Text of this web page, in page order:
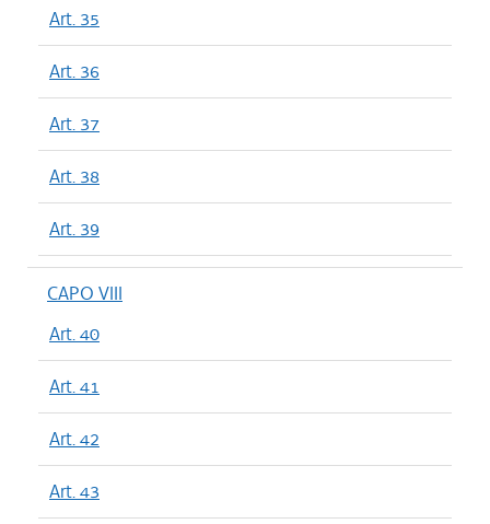
Art. 35
Art. 36
Art. 37
Art. 38
Art. 39
CAPO VIII
Art. 40
Art. 41
Art. 42
Art. 43